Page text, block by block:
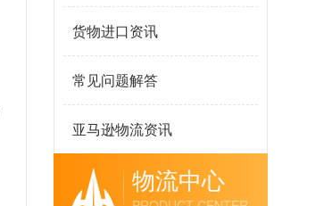
货物进口资讯
常见问题解答
亚马逊物流资讯
物流中心